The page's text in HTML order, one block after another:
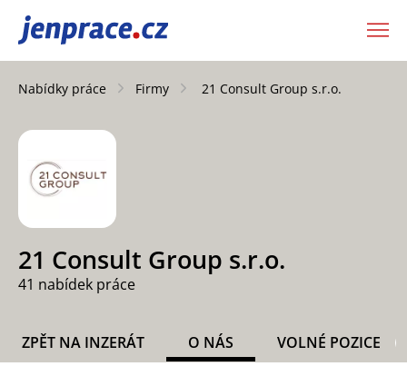
JenPráce.cz
Nabídky práce Firmy 21 Consult Group s.r.o.
21 Consult Group s.r.o.
41 nabídek práce
ZPĚT NA INZERÁT O NÁS VOLNÉ POZICE